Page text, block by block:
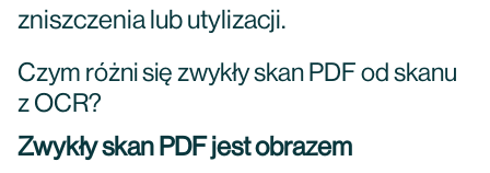
zniszczenia lub utylizacji.
Czym różni się zwykły skan PDF od skanu
z OCR?
Zwykły skan PDF jest obrazem